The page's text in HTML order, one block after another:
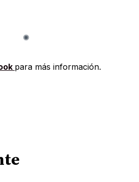
para más información.